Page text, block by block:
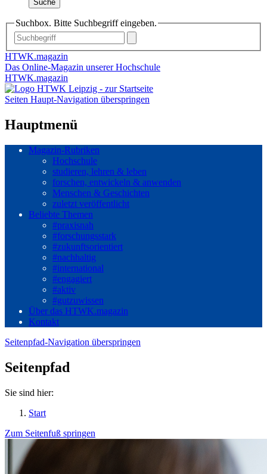
Suche
Suchbox. Bitte Suchbegriff eingeben.
HTWK.magazin
Das Online-Magazin unserer Hochschule
HTWK.magazin
Seiten Haupt-Navigation überspringen
Hauptmenü
Magazin-Rubriken
Hochschule
studieren, lehren & leben
forschen, entwickeln & anwenden
Menschen & Geschichten
zuletzt veröffentlicht
Beliebte Themen
#praxisnah
#forschungsstark
#zukunftsorientiert
#nachhaltig
#international
#engagiert
#aktiv
#gutzuwissen
Über das HTWK.magazin
Kontakt
Seitenpfad-Navigation überspringen
Seitenpfad
Sie sind hier:
Start
Zum Seitenfuß springen